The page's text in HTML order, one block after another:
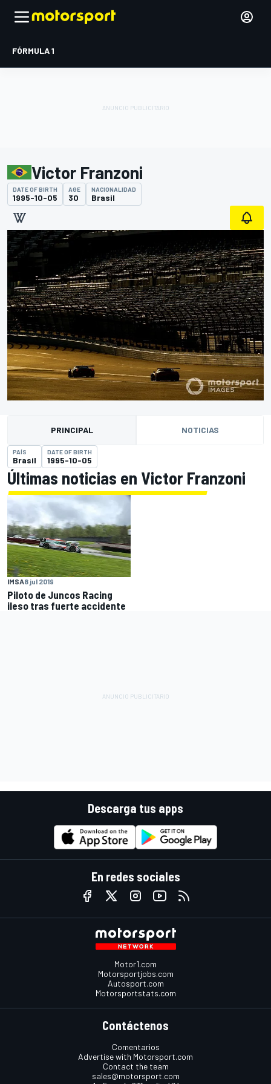
FÓRMULA 1
Victor Franzoni
DATE OF BIRTH
1995-10-05
AGE
30
NACIONALIDAD
Brasil
PRINCIPAL NOTICIAS
PAÍS
Brasil
DATE OF BIRTH
1995-10-05
Últimas noticias en Victor Franzoni
IMSA8 jul 2019
Piloto de Juncos Racing
ileso tras fuerte accidente
Descarga tus apps
En redes sociales
Motor1.com
Motorsportjobs.com
Autosport.com
Motorsportstats.com
Contáctenos
Comentarios
Advertise with Motorsport.com
Contact the team
sales@motorsport.com